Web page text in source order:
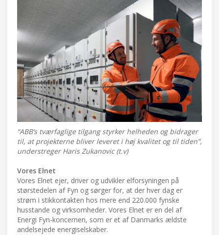
“ABB’s tværfaglige tilgang styrker helheden og bidrager
til, at projekterne bliver leveret i høj kvalitet og til tiden”,
understreger Haris Zukanovic (t.v)
Vores Elnet
Vores Elnet ejer, driver og udvikler elforsyningen på
størstedelen af Fyn og sørger for, at der hver dag er
strøm i stikkontakten hos mere end 220.000 fynske
husstande og virksomheder. Vores Elnet er en del af
Energi Fyn-koncernen, som er et af Danmarks ældste
andelsejede energiselskaber.